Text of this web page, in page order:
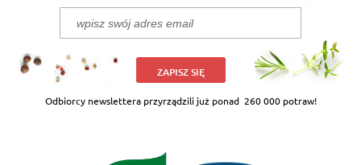
ZAPISZ SIĘ
Odbiorcy newslettera przyrządzili już ponad 260 000 potraw!